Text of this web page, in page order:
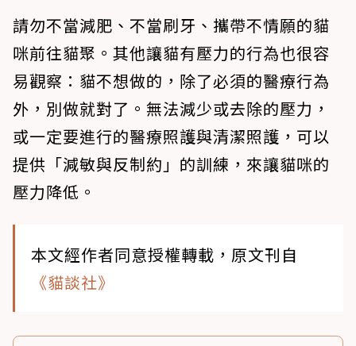
請勿不當減肥、不當刷牙、攜帶不情願的貓
咪前往貓聚。其他讓貓有壓力的行為也很容
易觀察：貓不想做的，除了必須的醫療行為
外，別做就對了。無法減少或去除的壓力，
或一定要進行的醫療照護與清潔照護，可以
提供「減敏與反制約」的訓練，來讓貓咪的
壓力降低。
本文經作者同意授權轉載，原文刊自
《貓談社》